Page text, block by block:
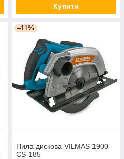
Купити
–11%
Пила дискова VILMAS 1900-
CS-185